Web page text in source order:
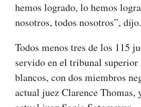
hemos logrado, lo hemos
nosotros, todos nosotros”, dijo.
Todos menos tres de los 115
servido en el tribunal superior
blancos, con dos miembros
actual juez Clarence Thomas,